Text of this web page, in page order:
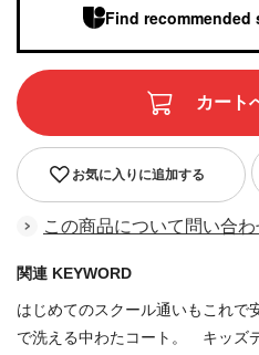
お気に入りに追加する
この商品について問い合わ
関連 KEYWORD
はじめてのスクール通いもこれで
で洗える中わたコート。 キッ
Find